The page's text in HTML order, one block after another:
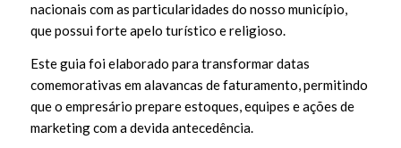
nacionais com as particularidades do nosso município,
que possui forte apelo turístico e religioso.
Este guia foi elaborado para transformar datas
comemorativas em alavancas de faturamento, permitindo
que o empresário prepare estoques, equipes e ações de
marketing com a devida antecedência.